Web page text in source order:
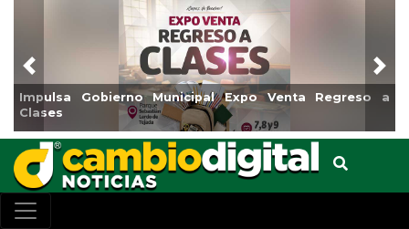
Reabrirá Coatzacoalcos la Alberca Semiolímpica Zona
Centro
Previous